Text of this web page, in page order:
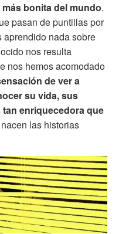
bonita del mundo.
pasan de puntillas por
aprendido nada sobre
nos resulta
nos hemos acomodado
de ver a
su vida, sus
enriquecedora que
las historias